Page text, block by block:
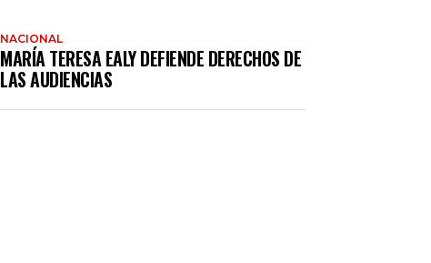
NACIONAL
MARÍA TERESA EALY DEFIENDE DERECHOS DE
LAS AUDIENCIAS